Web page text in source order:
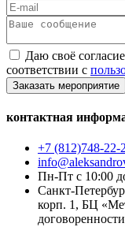
Даю своё
соответствии с
Заказать мероприятие
контактная
+7 (812)748-22-
Пн-Пт с 10:00
Санкт-
корп. 1, БЦ